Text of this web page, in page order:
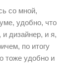
со мной,
удобно, что
и дизайнер, и я,
по итогу
тоже удобно и